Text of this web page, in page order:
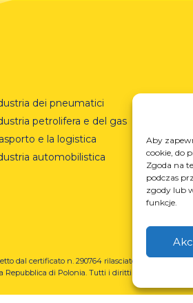
Aby
cookie, do
Zgoda na
podczas
zgody lub
funkcje.
dei pneumatici
petrolifera e del gas
e la logistica
automobilistica
dal certificato n. 290764 rilasciato
Repubblica di Polonia. Tutti i diritti